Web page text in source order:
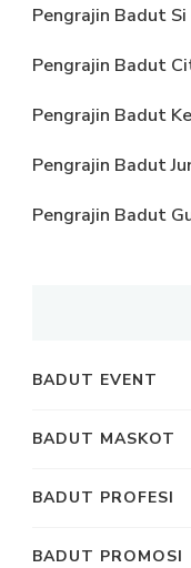
Pengrajin Badut
Pengrajin Badut
Pengrajin Badut
Pengrajin Badut
Pengrajin Badut
BADUT EVENT
BADUT MASKOT
BADUT PROFESI
BADUT PROMOSI